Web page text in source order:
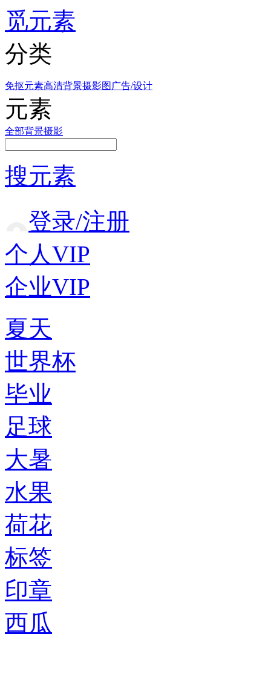
觅元素
分类
免抠元素高清背景摄影图 广告/设计
元素
全部背景摄影
搜元素
登录/注册
个人VIP
企业VIP
夏天
世界杯
毕业
足球
大暑
水果
荷花
标签
印章
西瓜